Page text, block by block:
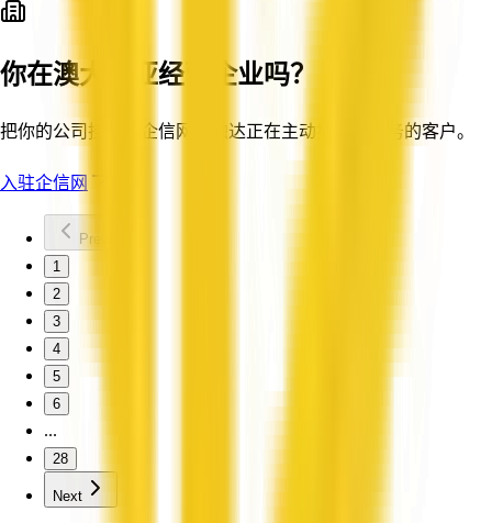
你在澳大利亚经营企业吗？
把你的公司挂牌到企信网，触达正在主动搜索你服务的客户。
入驻企信网
Previous
1
2
3
4
5
6
...
28
Next